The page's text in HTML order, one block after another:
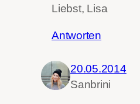
Liebst, Lisa
Antworten
20.05.2014
Sanbrini